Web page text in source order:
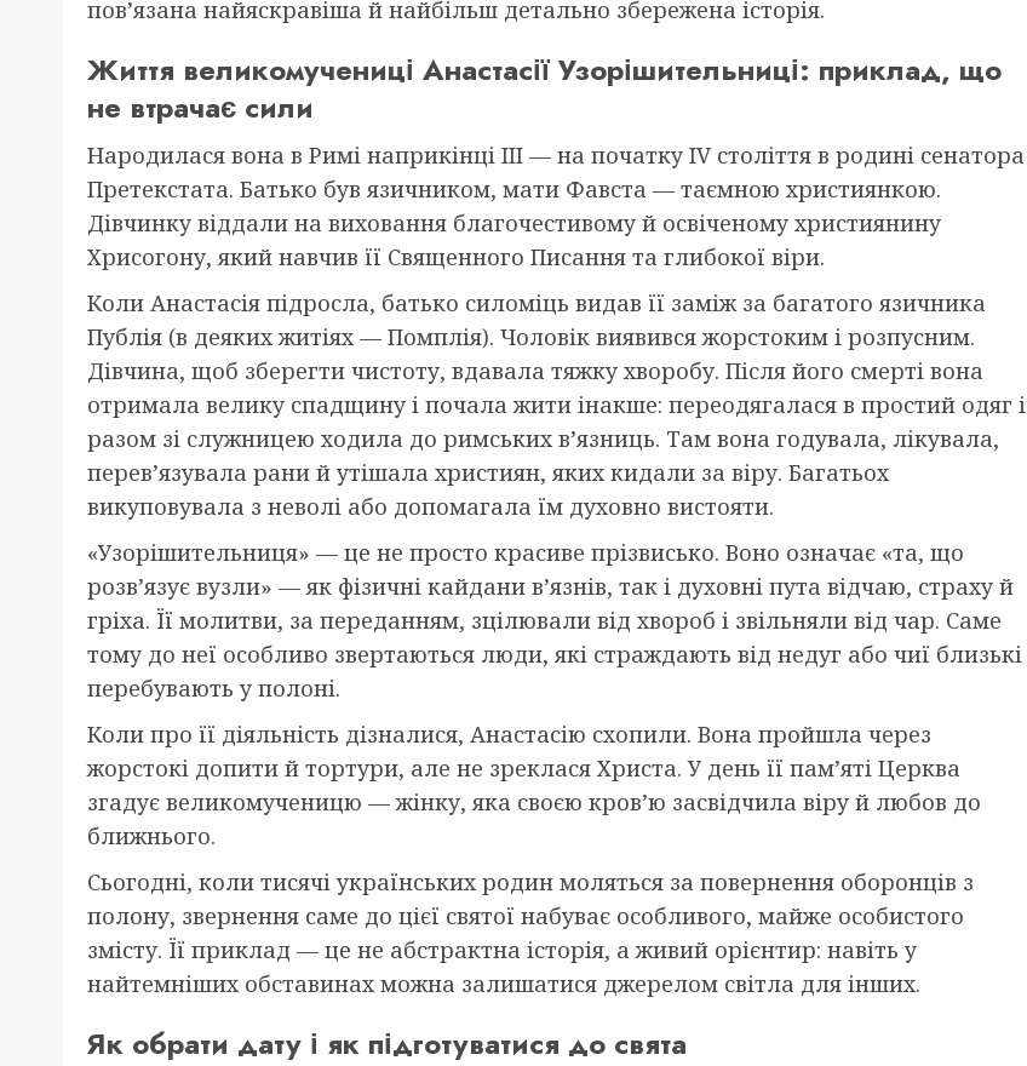
пов’язана найяскравіша й найбільш детально збережена історія.
Життя великомучениці Анастасії Узорішительниці: приклад, що
не втрачає сили
Народилася вона в Римі наприкінці III — на початку IV століття в родині сенатора
Претекстата. Батько був язичником, мати Фавста — таємною християнкою.
Дівчинку віддали на виховання благочестивому й освіченому християнину
Хрисогону, який навчив її Священного Писання та глибокої віри.
Коли Анастасія підросла, батько силоміць видав її заміж за багатого язичника
Публія (в деяких житіях — Помплія). Чоловік виявився жорстоким і розпусним.
Дівчина, щоб зберегти чистоту, вдавала тяжку хворобу. Після його смерті вона
отримала велику спадщину і почала жити інакше: переодягалася в простий одяг і
разом зі служницею ходила до римських в’язниць. Там вона годувала, лікувала,
перев’язувала рани й утішала християн, яких кидали за віру. Багатьох
викуповувала з неволі або допомагала їм духовно вистояти.
«Узорішительниця» — це не просто красиве прізвисько. Воно означає «та, що
розв’язує вузли» — як фізичні кайдани в’язнів, так і духовні пута відчаю, страху й
гріха. Її молитви, за переданням, зцілювали від хвороб і звільняли від чар. Саме
тому до неї особливо звертаються люди, які страждають від недуг або чиї близькі
перебувають у полоні.
Коли про її діяльність дізналися, Анастасію схопили. Вона пройшла через
жорстокі допити й тортури, але не зреклася Христа. У день її пам’яті Церква
згадує великомученицю — жінку, яка своєю кров’ю засвідчила віру й любов до
ближнього.
Сьогодні, коли тисячі українських родин моляться за повернення оборонців з
полону, звернення саме до цієї святої набуває особливого, майже особистого
змісту. Її приклад — це не абстрактна історія, а живий орієнтир: навіть у
найтемніших обставинах можна залишатися джерелом світла для інших.
Як обрати дату і як підготуватися до свята